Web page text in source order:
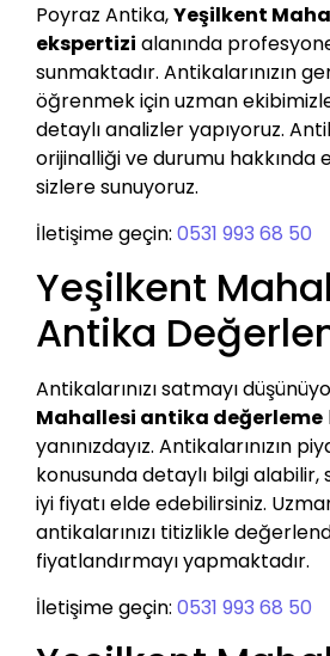
Poyraz Antika,Yeşilkent
ekspertizi alanında
sunmaktadır. Antikalarınızın
öğrenmek için uzman
detaylı analizler yapıyoruz.
orijinalliği ve durumu hakkında
sizlere sunuyoruz.
İletişime geçin: 0531 993 68 50
Yeşilkent
Antika
Antikalarınızı satmayı
Mahallesi antika değerleme
yanınızdayız. Antikalarınızın
konusunda detaylı bilgi alabilir,
iyi fiyatı elde edebilirsiniz.
antikalarınızı titizlikle
fiyatlandırmayı yapmaktadır.
İletişime geçin: 0531 993 68 50